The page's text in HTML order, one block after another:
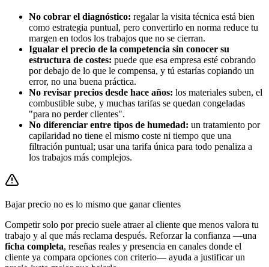
No cobrar el diagnóstico: regalar la visita técnica está bien
como estrategia puntual, pero convertirlo en norma reduce tu
margen en todos los trabajos que no se cierran.
Igualar el precio de la competencia sin conocer su
estructura de costes: puede que esa empresa esté cobrando
por debajo de lo que le compensa, y tú estarías copiando un
error, no una buena práctica.
No revisar precios desde hace años: los materiales suben, el
combustible sube, y muchas tarifas se quedan congeladas
"para no perder clientes".
No diferenciar entre tipos de humedad: un tratamiento por
capilaridad no tiene el mismo coste ni tiempo que una
filtración puntual; usar una tarifa única para todo penaliza a
los trabajos más complejos.
Bajar precio no es lo mismo que ganar clientes
Competir solo por precio suele atraer al cliente que menos valora tu
trabajo y al que más reclama después. Reforzar la confianza —una
ficha completa, reseñas reales y presencia en canales donde el
cliente ya compara opciones con criterio— ayuda a justificar un